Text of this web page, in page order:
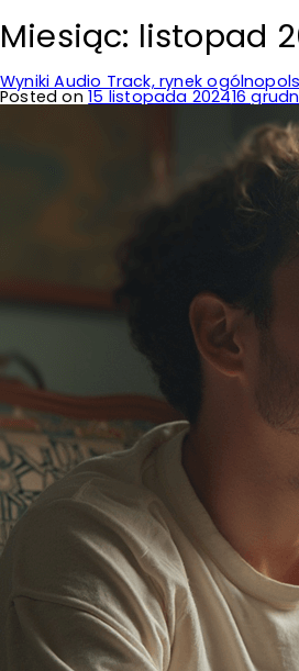
Miesiąc: listopad
Wyniki Audio Track, rynek
Posted on15 listopada 202416